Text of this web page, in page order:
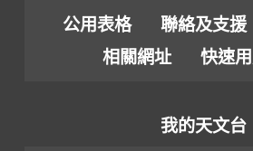
公用表格 聯絡及支援
相關網址
快速
我的天文台